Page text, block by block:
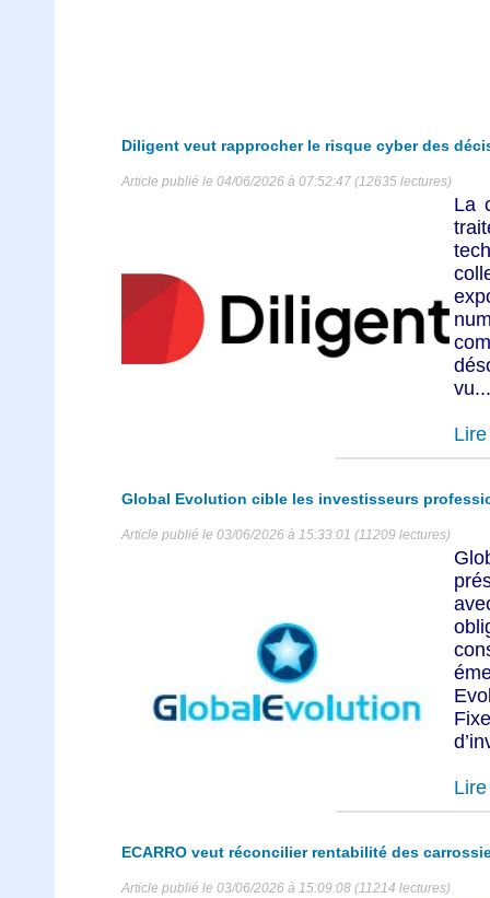
Diligent veut rapprocher le risque cyber des
Article publié le 04/06/2026 à 07:52:47 (12635 lectures)
La
vu...
Global Evolution cible les investisseurs
Article publié le 03/06/2026 à 15:33:01 (11209 lectures)
ECARRO veut réconcilier rentabilité des
Article publié le 03/06/2026 à 15:09:08 (11214 lectures)